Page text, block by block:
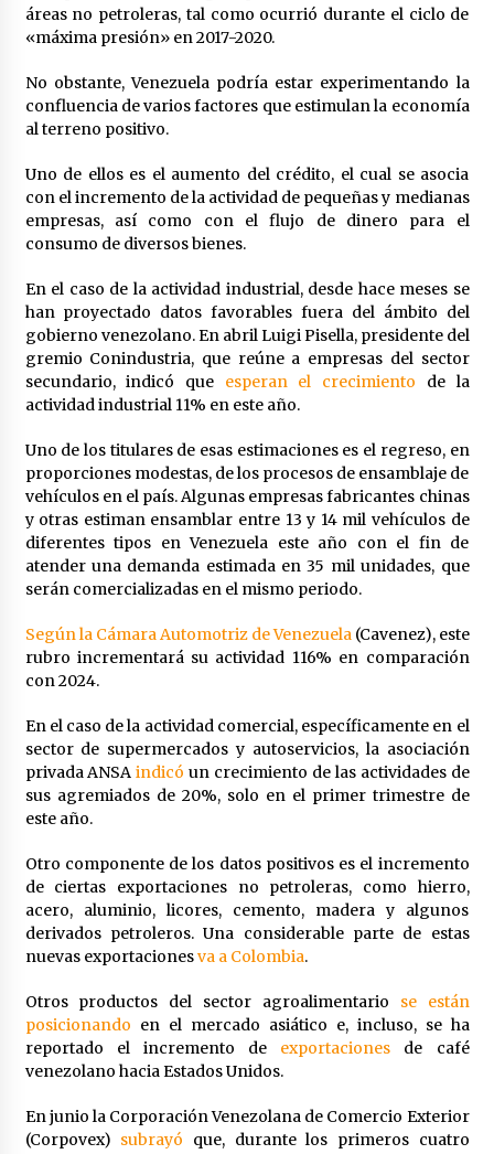
áreas no petroleras, tal como ocurrió durante el ciclo de
«máxima presión» en 2017-2020.
No obstante, Venezuela podría estar experimentando la
confluencia de varios factores que estimulan la economía
al terreno positivo.
Uno de ellos es el aumento del crédito, el cual se asocia
con el incremento de la actividad de pequeñas y medianas
empresas, así como con el flujo de dinero para el
consumo de diversos bienes.
En el caso de la actividad industrial, desde hace meses se
han proyectado datos favorables fuera del ámbito del
gobierno venezolano. En abril Luigi Pisella, presidente del
gremio Conindustria, que reúne a empresas del sector
secundario, indicó que esperan el crecimiento de la
actividad industrial 11% en este año.
Uno de los titulares de esas estimaciones es el regreso, en
proporciones modestas, de los procesos de ensamblaje de
vehículos en el país. Algunas empresas fabricantes chinas
y otras estiman ensamblar entre 13 y 14 mil vehículos de
diferentes tipos en Venezuela este año con el fin de
atender una demanda estimada en 35 mil unidades, que
serán comercializadas en el mismo periodo.
Según la Cámara Automotriz de Venezuela(Cavenez), este
rubro incrementará su actividad 116% en comparación
con 2024.
En el caso de la actividad comercial, específicamente en el
sector de supermercados y autoservicios, la asociación
privada ANSAindicó un crecimiento de las actividades de
sus agremiados de 20%, solo en el primer trimestre de
este año.
Otro componente de los datos positivos es el incremento
de ciertas exportaciones no petroleras, como hierro,
acero, aluminio, licores, cemento, madera y algunos
derivados petroleros. Una considerable parte de estas
nuevas exportacionesva a Colombia.
Otros productos del sector agroalimentario se están
posicionando en el mercado asiático e, incluso, se ha
reportado el incremento de exportaciones de café
venezolano hacia Estados Unidos.
En junio la Corporación Venezolana de Comercio Exterior
(Corpovex) subrayó que, durante los primeros cuatro